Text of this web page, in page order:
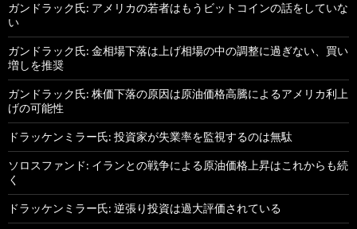
ガンドラック氏: アメリカの若者はもうビットコインの話をしていな
い
ガンドラック氏: 金相場下落は上げ相場の中の調整に過ぎない、買い
増しを推奨
ガンドラック氏: 株価下落の原因は原油価格高騰によるアメリカ利上
げの可能性
ドラッケンミラー氏: 投資家が失業率を監視するのは無駄
ソロスファンド: イランとの戦争による原油価格上昇はこれからも続
く
ドラッケンミラー氏: 逆張り投資は過大評価されている